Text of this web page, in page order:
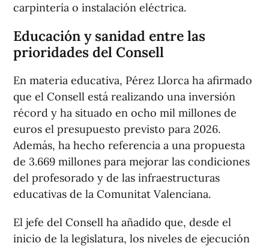
carpintería o instalación eléctrica.
Educación y sanidad entre las
prioridades del Consell
En materia educativa, Pérez Llorca ha afirmado
que el Consell está realizando una inversión
récord y ha situado en ocho mil millones de
euros el presupuesto previsto para 2026.
Además, ha hecho referencia a una propuesta
de 3.669 millones para mejorar las condiciones
del profesorado y de las infraestructuras
educativas de la Comunitat Valenciana.
El jefe del Consell ha añadido que, desde el
inicio de la legislatura, los niveles de ejecución